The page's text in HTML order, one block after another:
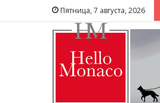
Пятница, 7 августа, 2026